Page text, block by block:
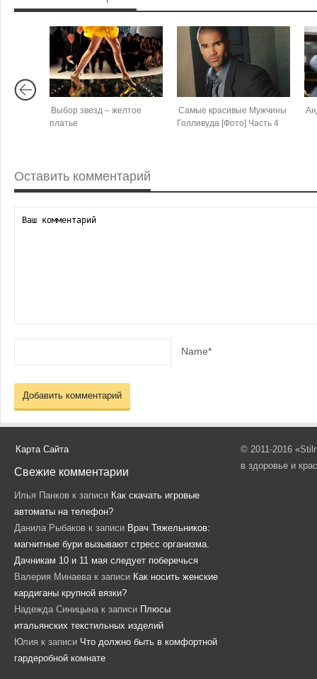
Выбор звезд – желтое
платье
Самые красивые Мужчины
Голливуда [Фото] Часть 4
Оставить комментарий
Name*
Карта Сайта
Свежие комментарии
Илья Панков к записи Как скачать игровые
автоматы на телефон?
Данила Рыбаков к записи Врач Тяжельников:
магнитные бури вызывают стресс организма.
Дачникам 10 и 11 мая следует поберечься
Валерия Минаева к записи Как носить женские
кардиганы крупной вязки?
Надежда Синицына к записи Плюсы
итальянских текстильных изделий
Юлия к записи Что должно быть в комфортной
гардеробной комнате
© 2011-2016
в здоровье и